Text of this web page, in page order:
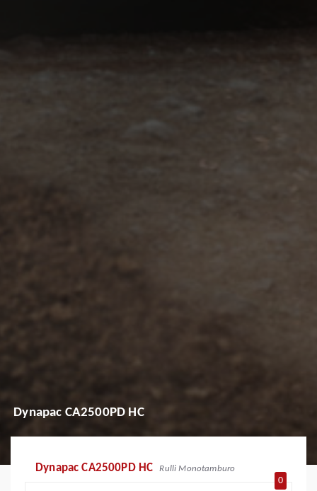
Dynapac CA2500PD HC
Dynapac CA2500PD HC Rulli Monotamburo
0